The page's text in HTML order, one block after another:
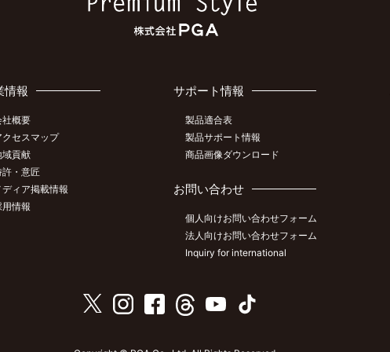
情報
社概要
クセスマップ
域貢献
許・意匠
ディア掲載情報
用情報
サポート情報
製品適合表
製品サポート情報
商品画像ダウンロード
お問い合わせ
個人向けお問い合わせフォーム
法人向けお問い合わせフォーム
Inquiry for international